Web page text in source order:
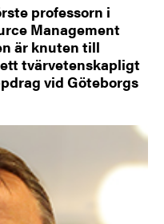
professorn i
Management
är knuten till
tvärvetenskapligt
vid Göteborgs